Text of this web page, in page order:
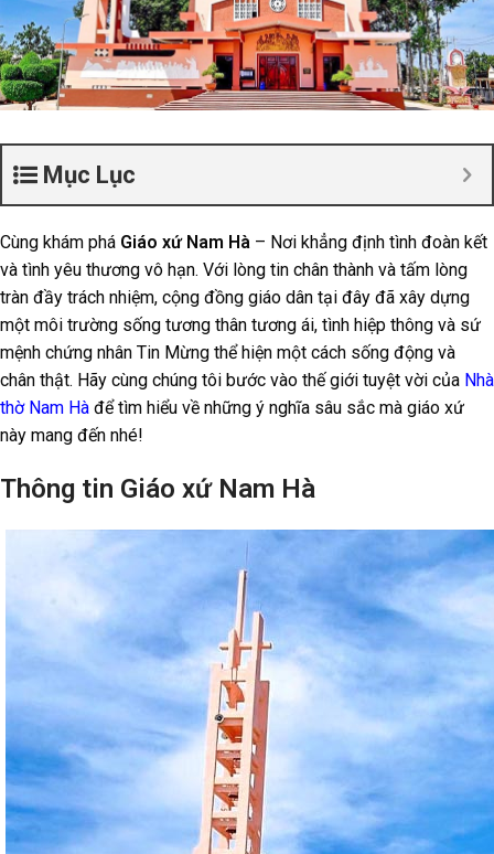
Mục Lục
Cùng khám phá Giáo xứ Nam Hà – Nơi khẳng định tình đoàn kết
và tình yêu thương vô hạn. Với lòng tin chân thành và tấm lòng
tràn đầy trách nhiệm, cộng đồng giáo dân tại đây đã xây dựng
một môi trường sống tương thân tương ái, tình hiệp thông và sứ
mệnh chứng nhân Tin Mừng thể hiện một cách sống động và
chân thật. Hãy cùng chúng tôi bước vào thế giới tuyệt vời của Nhà
thờ Nam Hà để tìm hiểu về những ý nghĩa sâu sắc mà giáo xứ
này mang đến nhé!
Thông tin Giáo xứ Nam Hà